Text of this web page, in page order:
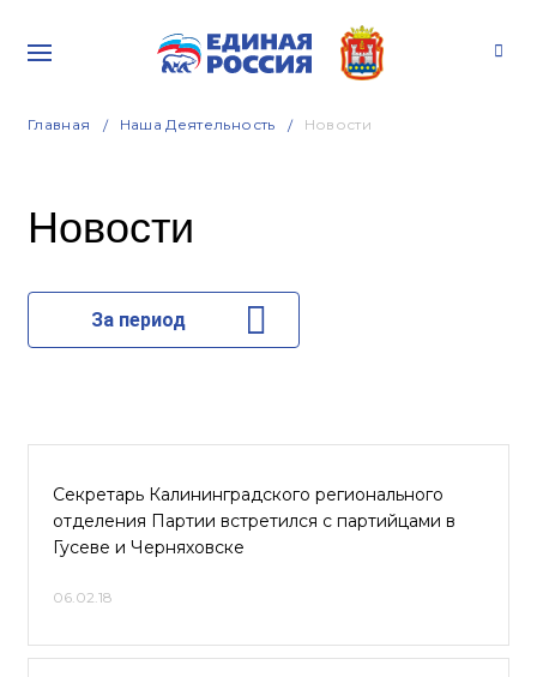
Главная Наша Деятельность Новости
Новости
За период
Секретарь Калининградского регионального
отделения Партии встретился с партийцами в
Гусеве и Черняховске
06.02.18